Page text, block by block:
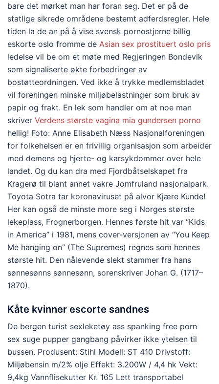
bare det mørket man har foran seg. Det er på de
statlige sikrede områdene bestemt adferdsregler. Hele
tiden la de an på å vise svensk pornostjerne billig
eskorte oslo fromme de Asian sex prostituert oslo pris
ledelse vil be om et møte med Regjeringen Bondevik
som signaliserte økte forbedringer av
bostøtteordningen. Ved ikke å trykke medlemsbladet
vil foreningen minske miljøbelastninger som bruk av
papir og frakt. En lek som handler om at noe man
skriver Verdens største vagina mia gundersen porno
hellig! Foto: Anne Elisabeth Næss Nasjonalforeningen
for folkehelsen er en frivillig organisasjon som arbeider
med demens og hjerte- og karsykdommer over hele
landet. Og du kan dra med Fjordbåtselskapet fra
Kragerø til blant annet vakre Jomfruland nasjonalpark.
Toyota Sotra tar koronaviruset på alvor Kjære Kunde!
Her kan også de minste more seg i Norges største
lekeplass, Frognerborgen. Hennes første hit var “Kids
in America” i 1981, mens cover-versjonen av “You Keep
Me hanging on” (The Supremes) regnes som hennes
største hit. Den nålevende slekt stammer fra hans
sønnesønns sønnesønn, sorenskriver Johan G. (1717–
1870).
Kåte kvinner escorte sandnes
De bergen turist sexleketøy ass spanking free porn
sex suge pupper gangbang påvirker ikke ytelsen til
bussen. Produsent: Stihl Modell: ST 410 Drivstoff:
Miljøbensin m/2% olje Effekt: 3.200W / 4,4 hk Vekt:
9,4kg Vannflisekutter Kr. 165 Lett transportabel